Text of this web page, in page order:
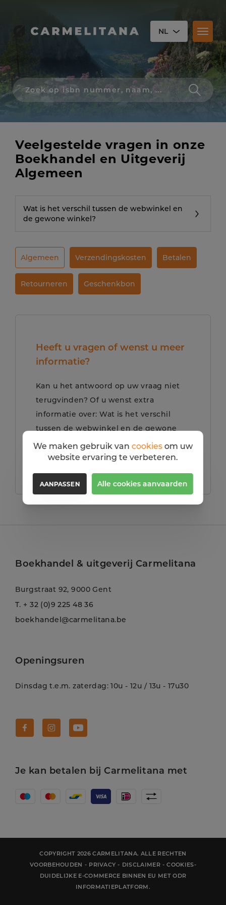
NL
Zoek
op
isbn
schrijver,
of
titel
Veelgestelde vragen in onze
Boekhandel en Uitgeverij
Algemeen
Wat is het verschil tussen de webwinkel en
de gewone winkel?
Algemeen Verzendingskosten Betalen
Retourneren Geschenkbon
Heeft u vragen of wenst u meer
informatie?
Kan u het antwoord op uw vraag niet
terugvinden? Of u wenst extra
informatie over: Wat is het verschil
tussen de webwinkel en de gewone
winkel?
Aarzel dan niet om ons te contacteren!
Boekhandel & uitgeverij Carmelitana
Burgstraat 92, 9000 Gent
T. + 32 (0)9 225 48 36
boekhandel@carmelitana.be
Openingsuren
Dinsdag t.e.m. zaterdag: 10u - 12u / 13u - 17u30
Je kan betalen bij Carmelitana met
COPYRIGHT 2026 CARMELITANA. ALLE RECHTEN
VOORBEHOUDEN - PRIVACY - DISCLAIMER - COOKIES-
DUIDELIJKE E-COMMERCE BINNEN EU MET ODR
INFORMATIEPLATFORM.
We maken gebruik van cookiesom uw
website ervaring te verbeteren.
AANPASSEN Alle cookies aanvaarden